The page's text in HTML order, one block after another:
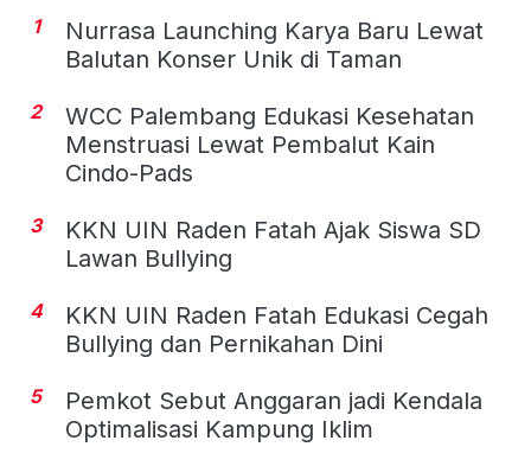
1
Nurrasa Launching Karya Baru Lewat
Balutan Konser Unik di Taman
2
WCC Palembang Edukasi Kesehatan
Menstruasi Lewat Pembalut Kain
Cindo-Pads
3
KKN UIN Raden Fatah Ajak Siswa SD
Lawan Bullying
4
KKN UIN Raden Fatah Edukasi Cegah
Bullying dan Pernikahan Dini
5
Pemkot Sebut Anggaran jadi Kendala
Optimalisasi Kampung Iklim